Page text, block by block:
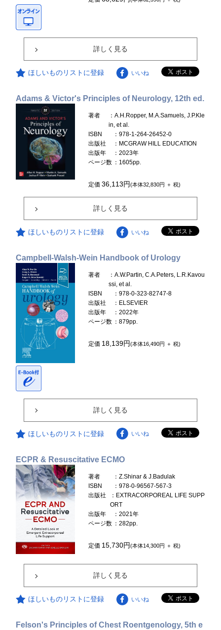
詳しく見る
ほしいものリストに登録 いいね
Adams & Victor's Principles of Neurology, 12th ed.
著者
：A.H.Ropper, M.A.Samuels, J.P.Kle
in, et al.
ISBN
：978-1-264-26452-0
出版社
：MCGRAW HILL EDUCATION
出版年
：2023年
ページ数 ：1605pp.
定価36,113円(本体32,830円 ＋ 税)
詳しく見る
ほしいものリストに登録 いいね
Campbell-Walsh-Wein Handbook of Urology
著者
：A.W.Partin, C.A.Peters, L.R.Kavou
ssi, et al.
ISBN
：978-0-323-82747-8
出版社
：ELSEVIER
出版年
：2022年
ページ数 ：879pp.
定価 18,139円(本体16,490円 ＋ 税)
詳しく見る
ほしいものリストに登録 いいね
ECPR & Resuscitative ECMO
著者
：Z.Shinar & J.Badulak
ISBN
：978-0-96567-567-3
出版社
：EXTRACORPOREAL LIFE SUPP
ORT
出版年
：2021年
ページ数 ：282pp.
定価 15,730円(本体14,300円 ＋ 税)
詳しく見る
ほしいものリストに登録 いいね
Felson's Principles of Chest Roentgenology, 5th e